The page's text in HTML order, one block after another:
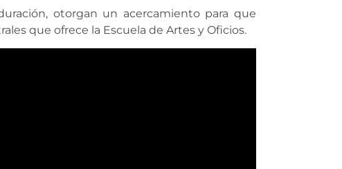
otorgan un acercamiento para que
que ofrece la Escuela de Artes y Oficios.